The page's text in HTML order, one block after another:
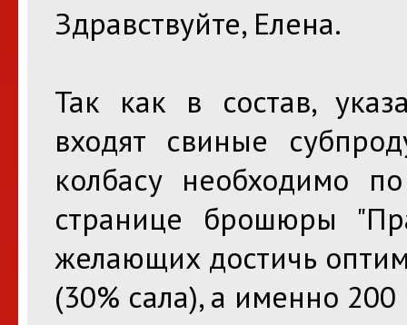
Здравствуйте, Елена.
Так как в состав,
входят свиные
колбасу необходимо
странице брошюры
желающих достичь
(30% сала), а именно